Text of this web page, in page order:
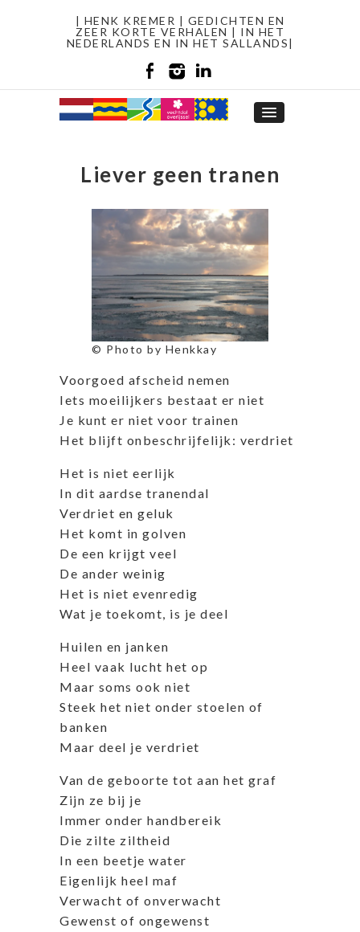
| HENK KREMER | GEDICHTEN EN
ZEER KORTE VERHALEN | IN HET
NEDERLANDS EN IN HET SALLANDS|
Liever geen tranen
© Photo by Henkkay
Voorgoed afscheid nemen
Iets moeilijkers bestaat er niet
Je kunt er niet voor trainen
Het blijft onbeschrijfelijk: verdriet
Het is niet eerlijk
In dit aardse tranendal
Verdriet en geluk
Het komt in golven
De een krijgt veel
De ander weinig
Het is niet evenredig
Wat je toekomt, is je deel
Huilen en janken
Heel vaak lucht het op
Maar soms ook niet
Steek het niet onder stoelen of
banken
Maar deel je verdriet
Van de geboorte tot aan het graf
Zijn ze bij je
Immer onder handbereik
Die zilte ziltheid
In een beetje water
Eigenlijk heel maf
Verwacht of onverwacht
Gewenst of ongewenst